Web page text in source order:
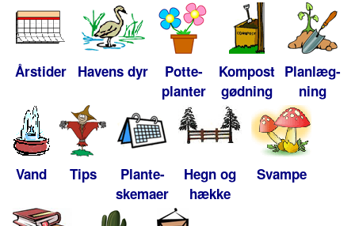
Årstider Havens dyr
Potte-
planter
Kompost
gødning
Planlæg-
ning
Vand Tips
Plante-
skemaer
Hegn og
hække
Svampe